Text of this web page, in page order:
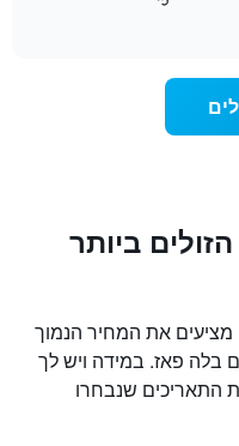
ביותר
מציעים את המחיר הנמוך
בלה פאז. במידה ויש לך
התאריכים שנבחרו